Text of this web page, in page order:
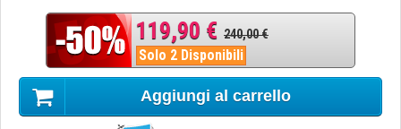
119,90 € 240,00 €
Solo 2 Disponibili
Aggiungi al carrello